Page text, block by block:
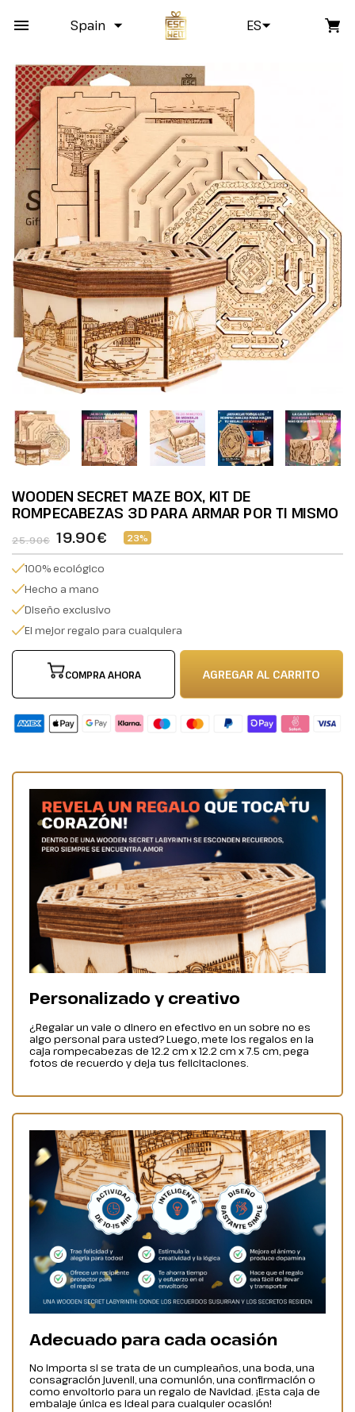
Spain ES
WOODEN SECRET MAZE BOX, KIT DE
ROMPECABEZAS 3D PARA ARMAR POR TI MISMO
25.90€ 19.90€ 23%
100% ecológico
Hecho a mano
Diseño exclusivo
El mejor regalo para cualquiera
COMPRA AHORA AGREGAR AL CARRITO
Personalizado y creativo
¿Regalar un vale o dinero en efectivo en un sobre no es
algo personal para usted? Luego, mete los regalos en la
caja rompecabezas de 12.2 cm x 12.2 cm x 7.5 cm, pega
fotos de recuerdo y deja tus felicitaciones.
Adecuado para cada ocasión
No importa si se trata de un cumpleaños, una boda, una
consagración juvenil, una comunión, una confirmación o
como envoltorio para un regalo de Navidad. ¡Esta caja de
embalaje única es ideal para cualquier ocasión!